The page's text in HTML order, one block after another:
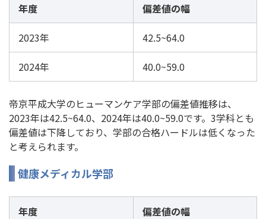
年度 偏差値の幅
2023年 42.5~64.0
2024年 40.0~59.0
帝京平成大学のヒューマンケア学部の偏差値推移は、
2023年は42.5~64.0、2024年は40.0~59.0です。3学科とも
偏差値は下降しており、学部の合格ハードルは低くなった
と考えられます。
健康メディカル学部
年度 偏差値の幅